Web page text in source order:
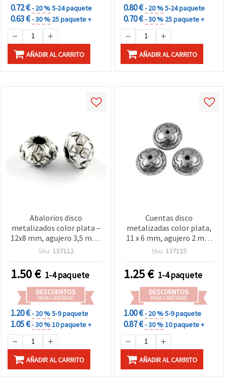
0.72 €- 20 %5-24 paquete
0.63 €- 30 % 25 paquete +
AÑADIR AL CARRITO
0.80 €- 20 %5-24 paquete
0.70 €- 30 % 25 paquete +
AÑADIR AL CARRITO
Abalorios disco
metalizados color plata –
12x8 mm, agujero 3,5 mm,
100 uds aprox. (50 g) –
pulseras y bisutería
creativa
Sku: 137112
1.50€ 1-4 paquete
DESCUENTOS
PARA CANTIDAD
1.20 €- 20 %5-9 paquete
1.05 €- 30 %10 paquete +
AÑADIR AL CARRITO
Cuentas disco
metalizadas color plata,
11 x 6 mm, agujero 2 mm
– 50 g (aprox. 100 uds)
Sku: 137115
1.25€ 1-4 paquete
DESCUENTOS
PARA CANTIDAD
1.00 €- 20 %5-9 paquete
0.87 €- 30 %10 paquete +
AÑADIR AL CARRITO